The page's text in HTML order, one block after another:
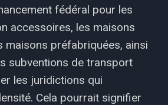
fédéral pour les
accessoires, les maisons
maisons préfabriquées, ainsi
subventions de transport
les juridictions qui
Cela pourrait signifier